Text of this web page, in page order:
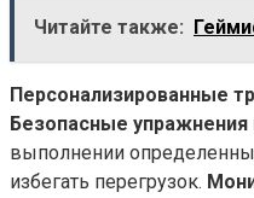
Читайте также:
Персонализированные
Безопасные упражнения
выполнении
избегать перегрузок.